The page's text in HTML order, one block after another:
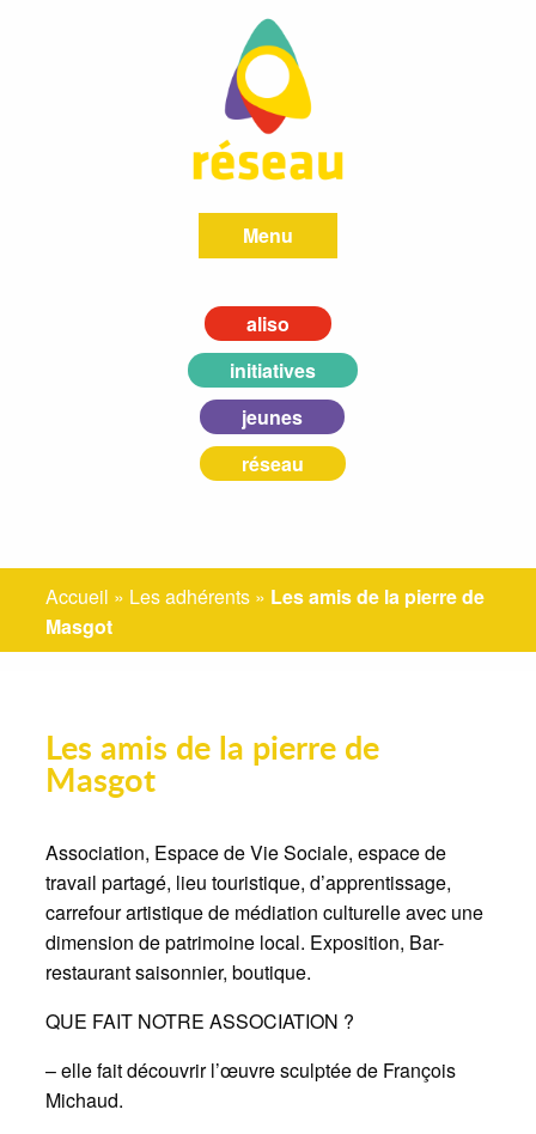
Menu
aliso
initiatives
jeunes
réseau
Accueil » Les adhérents » Les amis de la pierre de
Masgot
Les amis de la pierre de
Masgot
Association, Espace de Vie Sociale, espace de
travail partagé, lieu touristique, d’apprentissage,
carrefour artistique de médiation culturelle avec une
dimension de patrimoine local. Exposition, Bar-
restaurant saisonnier, boutique.
QUE FAIT NOTRE ASSOCIATION ?
– elle fait découvrir l’œuvre sculptée de François
Michaud.